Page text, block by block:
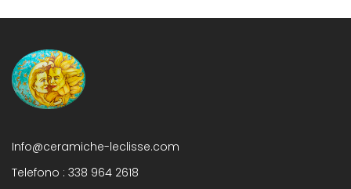
Info@ceramiche-leclisse.com
Telefono : 338 964 2618